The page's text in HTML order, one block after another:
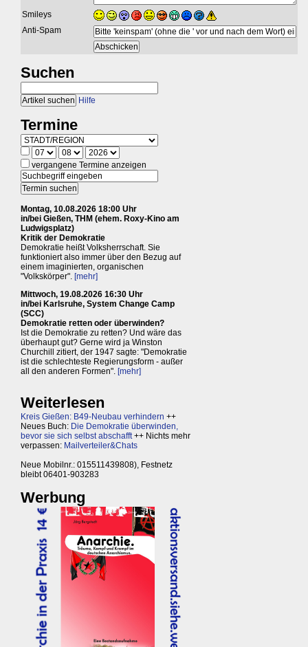
Smileys
Anti-Spam
Suchen
Hilfe
Termine
vergangene Termine anzeigen
Montag, 10.08.2026 18:00 Uhr
in/bei Gießen, THM (ehem. Roxy-Kino am
Ludwigsplatz)
Kritik der Demokratie
Demokratie heißt Volksherrschaft. Sie
funktioniert also immer über den Bezug auf
einem imaginierten, organischen
"Volkskörper". [mehr]
Mittwoch, 19.08.2026 16:30 Uhr
in/bei Karlsruhe, System Change Camp
(SCC)
Demokratie retten oder überwinden?
Ist die Demokratie zu retten? Und wäre das
überhaupt gut? Gerne wird ja Winston
Churchill zitiert, der 1947 sagte: "Demokratie
ist die schlechteste Regierungsform - außer
all den anderen Formen". [mehr]
Weiterlesen
Kreis Gießen: B49-Neubau verhindern ++
Neues Buch: Die Demokratie überwinden,
bevor sie sich selbst abschafft++ Nichts mehr
verpassen: Mailverteiler&Chats
Neue Mobilnr.: 015511439808), Festnetz
bleibt 06401-903283
Werbung